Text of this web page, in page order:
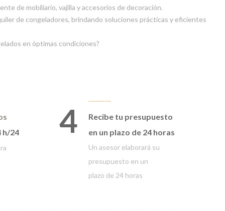
de mobiliario, vajilla y accesorios de decoración.
de congeladores, brindando soluciones prácticas y eficientes
en óptimas condiciones?
h/24
4
Recibe tu presupuesto
en un plazo de 24 horas
Un asesor elaborará su
presupuesto en un
plazo de 24 horas